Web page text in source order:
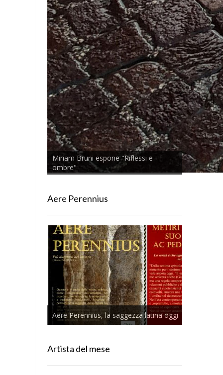
Miriam Bruni espone "Riflessi e
ombre"
Aere Perennius
Aere Perennius, la saggezza latina oggi
Artista del mese